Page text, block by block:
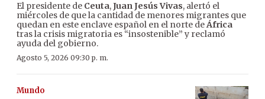
El presidente de Ceuta,Juan Jesús Vivas, alertó el
miércoles de que la cantidad de menores migrantes que
quedan en este enclave español en el norte deÁfrica
tras la crisis migratoria es “insostenible” y reclamó
ayuda del gobierno.
Agosto 5, 2026 09:30 p. m.
Mundo